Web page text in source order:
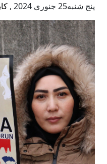
پنج شنبه25 جنوری 2024 ,